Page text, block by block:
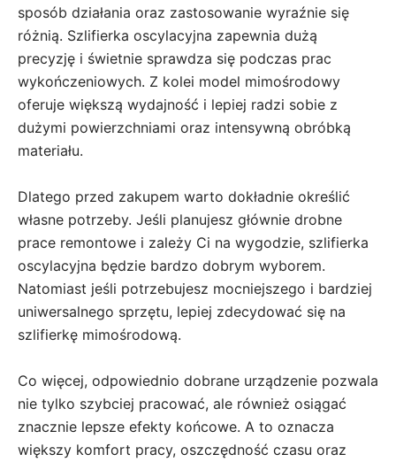
sposób działania oraz zastosowanie wyraźnie się
różnią. Szlifierka oscylacyjna zapewnia dużą
precyzję i świetnie sprawdza się podczas prac
wykończeniowych. Z kolei model mimośrodowy
oferuje większą wydajność i lepiej radzi sobie z
dużymi powierzchniami oraz intensywną obróbką
materiału.
Dlatego przed zakupem warto dokładnie określić
własne potrzeby. Jeśli planujesz głównie drobne
prace remontowe i zależy Ci na wygodzie, szlifierka
oscylacyjna będzie bardzo dobrym wyborem.
Natomiast jeśli potrzebujesz mocniejszego i bardziej
uniwersalnego sprzętu, lepiej zdecydować się na
szlifierkę mimośrodową.
Co więcej, odpowiednio dobrane urządzenie pozwala
nie tylko szybciej pracować, ale również osiągać
znacznie lepsze efekty końcowe. A to oznacza
większy komfort pracy, oszczędność czasu oraz